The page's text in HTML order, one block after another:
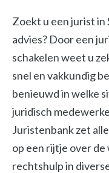
Zoekt u een jurist in
advies? Door een
schakelen weet u
snel en vakkundig
benieuwd in welke
juridisch
Juristenbank zet
op een rijtje over
rechtshulp in